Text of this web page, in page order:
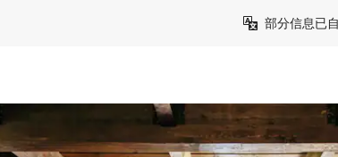
部分信息已